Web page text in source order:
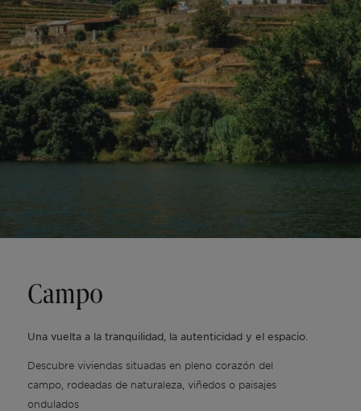
Campo
Una vuelta a la tranquilidad, la autenticidad y el espacio.
Descubre viviendas situadas en pleno corazón del
campo, rodeadas de naturaleza, viñedos o paisajes
ondulados